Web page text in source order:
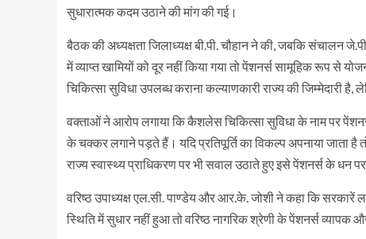
सुधारात्मक कदम उठाने की मांग की गई।
बैठक की अध्यक्षता जिलाध्यक्ष बी.पी. चौहान ने की, जबकि संचालन
में व्याप्त खामियों को दूर नहीं किया गया तो पेंशनर्स सामूहिक रूप से
चिकित्सा सुविधा उपलब्ध कराना कल्याणकारी राज्य की जिम्मेदारी है,
वक्ताओं ने आरोप लगाया कि कैशलेस चिकित्सा सुविधा के नाम पर
के चक्कर लगाने पड़ते हैं। यदि प्रतिपूर्ति का विकल्प अपनाया जाता
राज्य स्वास्थ्य प्राधिकरण पर भी सवाल उठाते हुए इसे पेंशनर्स के धन
वरिष्ठ उपाध्यक्ष एल.सी. पाण्डेय और आर.के. जोशी ने कहा कि सरकारें
स्थिति में सुधार नहीं हुआ तो वरिष्ठ नागरिक श्रेणी के पेंशनर्स